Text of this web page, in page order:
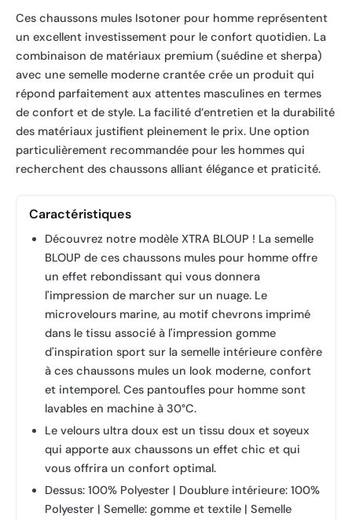
Ces chaussons mules Isotoner pour homme représentent
un excellent investissement pour le confort quotidien. La
combinaison de matériaux premium (suédine et sherpa)
avec une semelle moderne crantée crée un produit qui
répond parfaitement aux attentes masculines en termes
de confort et de style. La facilité d’entretien et la durabilité
des matériaux justifient pleinement le prix. Une option
particulièrement recommandée pour les hommes qui
recherchent des chaussons alliant élégance et praticité.
Caractéristiques
Découvrez notre modèle XTRA BLOUP ! La semelle
BLOUP de ces chaussons mules pour homme offre
un effet rebondissant qui vous donnera
l'impression de marcher sur un nuage. Le
microvelours marine, au motif chevrons imprimé
dans le tissu associé à l'impression gomme
d'inspiration sport sur la semelle intérieure confère
à ces chaussons mules un look moderne, confort
et intemporel. Ces pantoufles pour homme sont
lavables en machine à 30°C.
Le velours ultra doux est un tissu doux et soyeux
qui apporte aux chaussons un effet chic et qui
vous offrira un confort optimal.
Dessus: 100% Polyester | Doublure intérieure: 100%
Polyester | Semelle: gomme et textile | Semelle